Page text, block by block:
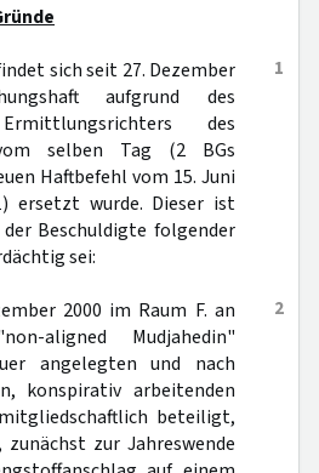
1
sich seit 27. Dezember
aufgrund des
des
selben Tag (2 BGs
Haftbefehl vom 15. Juni
ersetzt wurde. Dieser ist
Beschuldigte folgender
sei:
2
2000 im Raum F. an
aligned Mudjahedin"
angelegten und nach
konspirativ arbeitenden
beteiligt,
zur Jahreswende